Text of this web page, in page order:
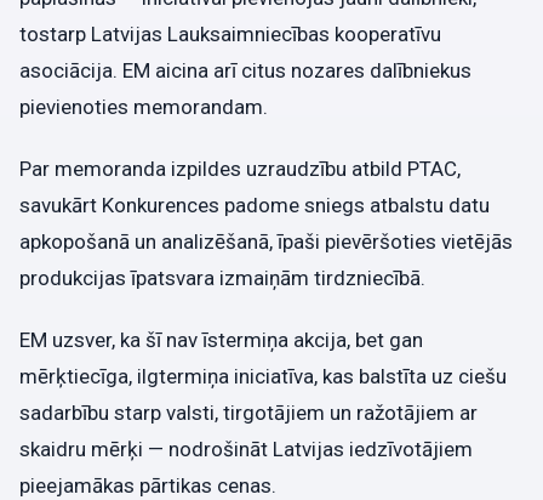
tostarp Latvijas Lauksaimniecības kooperatīvu
asociācija. EM aicina arī citus nozares dalībniekus
pievienoties memorandam.
Par memoranda izpildes uzraudzību atbild PTAC,
savukārt Konkurences padome sniegs atbalstu datu
apkopošanā un analizēšanā, īpaši pievēršoties vietējās
produkcijas īpatsvara izmaiņām tirdzniecībā.
EM uzsver, ka šī nav īstermiņa akcija, bet gan
mērķtiecīga, ilgtermiņa iniciatīva, kas balstīta uz ciešu
sadarbību starp valsti, tirgotājiem un ražotājiem ar
skaidru mērķi — nodrošināt Latvijas iedzīvotājiem
pieejamākas pārtikas cenas.